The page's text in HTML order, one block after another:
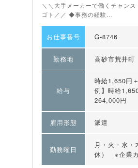
＼＼大手メーカーで働くチャン
ゴト／／ ◆事務の経験...
お仕事番号 G-8746
勤務地 高砂市荒井町
給与
時給1,650円
例】時給
264,000円
雇用形態 派遣
勤務曜日
月・火・水・
休） ※企業